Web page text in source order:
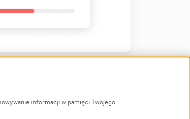
informacji w pamięci Twojego